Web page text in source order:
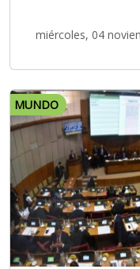
miércoles, 04
MUNDO